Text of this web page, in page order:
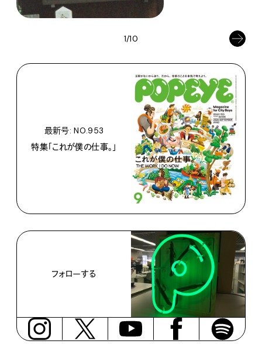
1/10
最新号: NO.953
特集「これが僕の仕事。」
フォローする